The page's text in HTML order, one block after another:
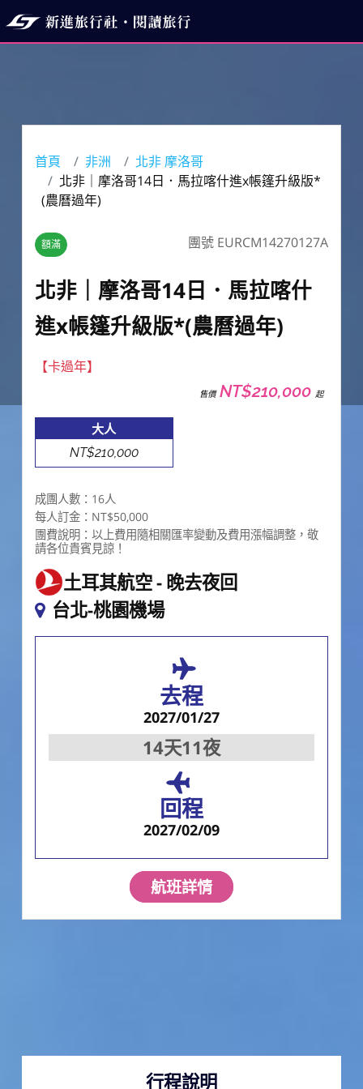
首頁 非洲
北非 摩洛哥
北非｜摩洛哥14日．馬拉喀什進x帳篷升級版*
(農曆過年)
額滿 團號 EURCM14270127A
北非｜摩洛哥14日．馬拉喀什
進x帳篷升級版*(農曆過年)
【卡過年】
售價NT$210,000 起
大人
NT$210,000
成團人數：16人
每人訂金：NT$50,000
團費說明：以上費用隨相關匯率變動及費用漲幅調整，敬
請各位貴賓見諒！
土耳其航空 晚去夜回
台北-桃園機場
去程
2027/01/27
14天11夜
回程
2027/02/09
航班詳情
行程說明